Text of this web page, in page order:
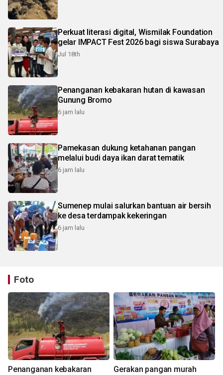
Perkuat literasi digital, Wismilak Foundation
gelar IMPACT Fest 2026 bagi siswa Surabaya
Jul 18th
Penanganan kebakaran hutan di kawasan
Gunung Bromo
6 jam lalu
Pamekasan dukung ketahanan pangan
melalui budi daya ikan darat tematik
6 jam lalu
Sumenep mulai salurkan bantuan air bersih
ke desa terdampak kekeringan
6 jam lalu
Foto
Penanganan kebakaran
Gerakan pangan murah